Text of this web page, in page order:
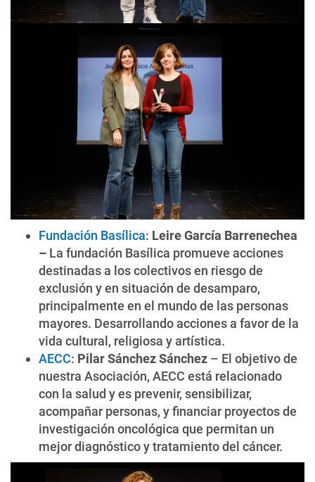
Fundación Basílica: Leire García Barrenechea
– La fundación Basílica promueve acciones
destinadas a los colectivos en riesgo de
exclusión y en situación de desamparo,
principalmente en el mundo de las personas
mayores. Desarrollando acciones a favor de la
vida cultural, religiosa y artística.
AECC: Pilar Sánchez Sánchez – El objetivo de
nuestra Asociación, AECC está relacionado
con la salud y es prevenir, sensibilizar,
acompañar personas, y financiar proyectos de
investigación oncológica que permitan un
mejor diagnóstico y tratamiento del cáncer.